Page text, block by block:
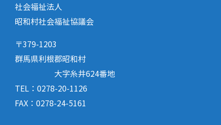
社会福祉法人
昭和村社会福祉協議会
〒379-1203
群馬県利根郡昭和村
大字糸井624番地
TEL：0278-20-1126
FAX：0278-24-5161